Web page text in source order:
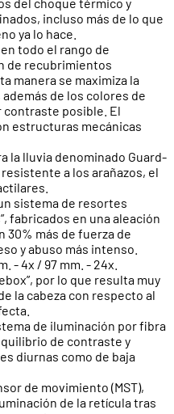
del choque térmico y
incluso más de lo que
ya lo hace.
todo el rango de
de recubrimientos
manera se maximiza la
de los colores de
contraste posible. El
estructuras mecánicas
la lluvia denominado Guard-
a los arañazos, el
sistema de resortes
fabricados en una aleación
30% más de fuerza de
y abuso más intenso.
- 4x / 97 mm. - 24x.
por lo que resulta muy
la cabeza con respecto al
de iluminación por fibra
de contraste y
diurnas como de baja
de movimiento (MST),
de la retícula tras